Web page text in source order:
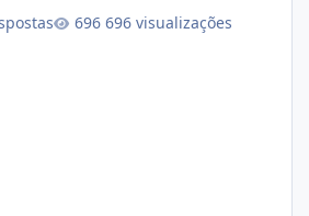
de 80% concluído e conta com
696 visualizações